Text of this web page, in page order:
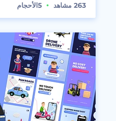
263 مشاهد 5الأحجام